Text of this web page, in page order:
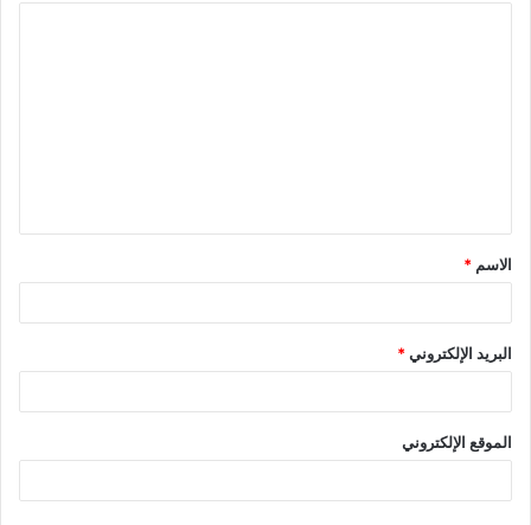
الاسم *
البريد الإلكتروني*
الموقع الإلكتروني